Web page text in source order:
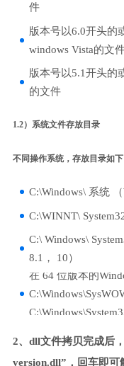
件
版本号以6.0开头的
windows Vista的文
版本号以5.1开头的
的文件
1.2）系统文件存放目录
不同操作系统，存放目录如下
C:\Windows\ 系统 （
C:\WINNT\
C:\ Windows\
8.1， 10）
在 64 位版本的
2、dll文件拷贝完成后
version.dll”，回车即